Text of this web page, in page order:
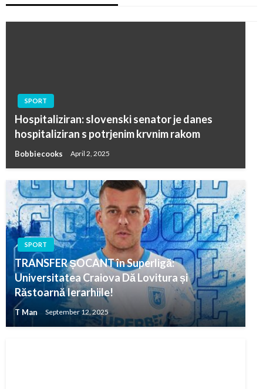
SPORT
Hospitaliziran: slovenski senator je danes
hospitaliziran s potrjenim krvnim rakom
Bobbiecooks April 2, 2025
SPORT
TRANSFER ȘOCANT în Superligă:
Universitatea Craiova Dă Lovitura și
Răstoarnă Ierarhiile!
T Man September 12, 2025